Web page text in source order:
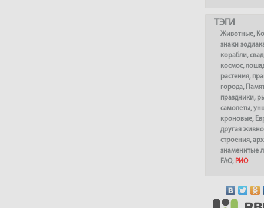
ТЭГИ
Животные,
знаки
корабли,
космос,
растения,
города,
праздники,
самолеты,
кроновые,
другая
строения,
знаменитые
FAO, РИО